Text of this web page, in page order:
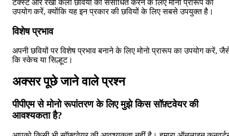
टेक्स्ट और रेखा कला छवियों को संसाधित करने के लिए मोनो प्रारूप का
उपयोग करें, क्योंकि यह इन प्रकार की छवियों के लिए सबसे उपयुक्त है।
विशेष प्रभाव
अपनी छवियों पर विशेष प्रभाव बनाने के लिए मोनो प्रारूप का उपयोग करें,
कि स्केच या सिल्हूट।
अक्सर पूछे जाने वाले प्रश्न
पीपीएम से मोनो रूपांतरण के लिए मुझे किस सॉफ़्टवेयर की
आवश्यकता है?